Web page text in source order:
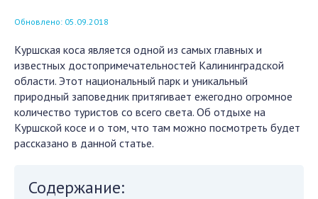
Обновлено: 05.09.2018
Куршская коса является одной из самых главных и
известных достопримечательностей Калининградской
области. Этот национальный парк и уникальный
природный заповедник притягивает ежегодно огромное
количество туристов со всего света. Об отдыхе на
Куршской косе и о том, что там можно посмотреть будет
рассказано в данной статье.
Содержание: